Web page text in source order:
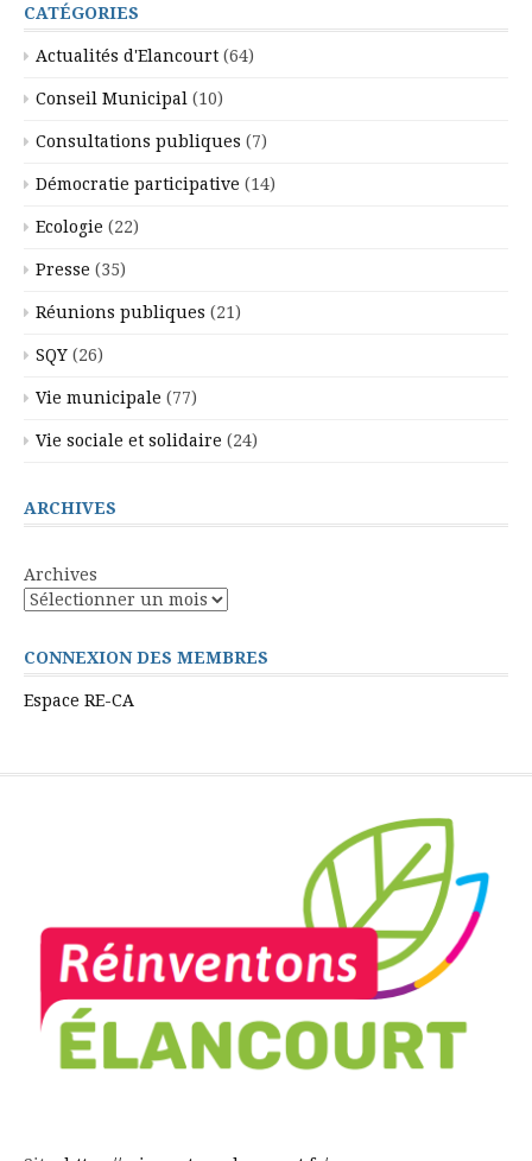
CATÉGORIES
Actualités d'Elancourt (64)
Conseil Municipal (10)
Consultations publiques (7)
Démocratie participative (14)
Ecologie (22)
Presse (35)
Réunions publiques (21)
SQY (26)
Vie municipale (77)
Vie sociale et solidaire (24)
ARCHIVES
Archives
CONNEXION DES MEMBRES
Espace RE-CA